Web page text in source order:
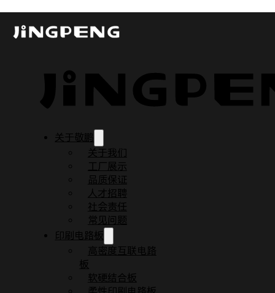
关于敬鹏
关于我们
工厂展示
品质保证
人才招聘
社会责任
常见问题
印刷电路板
高密度互联电路
板
软硬结合板
阅读时间：2 分钟